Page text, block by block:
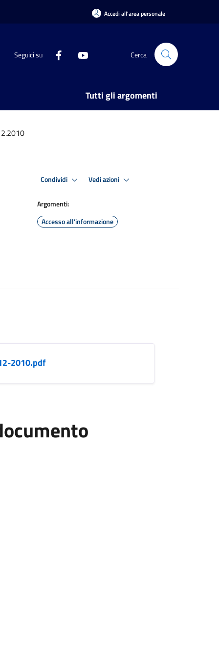
Accedi all'area personale
Seguici su Cerca
Tutti gli argomenti
Condividi Vedi azioni
Argomenti:
Accesso all'informazione
2010.pdf